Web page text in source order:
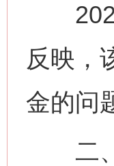
2024
反映，
金的问
二、